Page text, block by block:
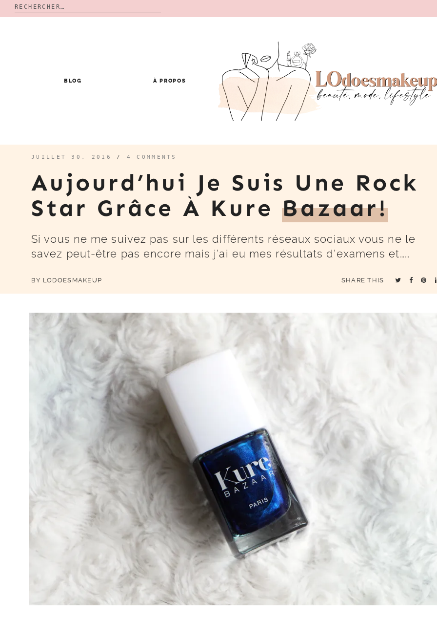
Rechercher :
BLOG À PROPOS
JUILLET 30, 2016 / 4 COMMENTS
Aujourd’hui Je Suis Une Rock
Star Grâce À KureBazaar!
Si vous ne me suivez pas sur les différents réseaux sociaux vous ne le
savez peut-être pas encore mais j’ai eu mes résultats d’examens et……
BY LODOESMAKEUP SHARE THIS